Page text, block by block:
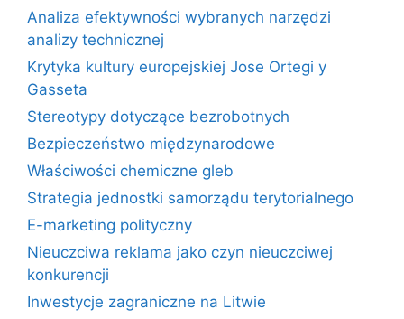
Analiza efektywności wybranych narzędzi
analizy technicznej
Krytyka kultury europejskiej Jose Ortegi y
Gasseta
Stereotypy dotyczące bezrobotnych
Bezpieczeństwo międzynarodowe
Właściwości chemiczne gleb
Strategia jednostki samorządu terytorialnego
E-marketing polityczny
Nieuczciwa reklama jako czyn nieuczciwej
konkurencji
Inwestycje zagraniczne na Litwie